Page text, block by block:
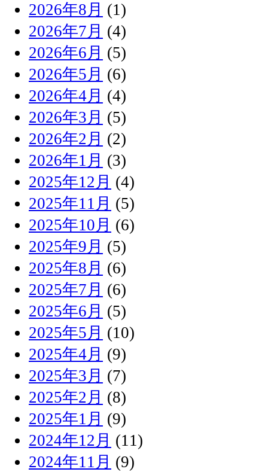
2026年8月 (1)
2026年7月 (4)
2026年6月 (5)
2026年5月 (6)
2026年4月 (4)
2026年3月 (5)
2026年2月 (2)
2026年1月 (3)
2025年12月 (4)
2025年11月 (5)
2025年10月 (6)
2025年9月 (5)
2025年8月 (6)
2025年7月 (6)
2025年6月 (5)
2025年5月 (10)
2025年4月 (9)
2025年3月 (7)
2025年2月 (8)
2025年1月 (9)
2024年12月 (11)
2024年11月 (9)